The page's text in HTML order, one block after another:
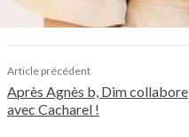
Article précédent
Après Agnès b, Dim collabore
avec Cacharel !